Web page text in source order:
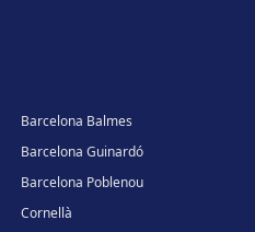
Barcelona Balmes
Barcelona Guinardó
Barcelona Poblenou
Cornellà